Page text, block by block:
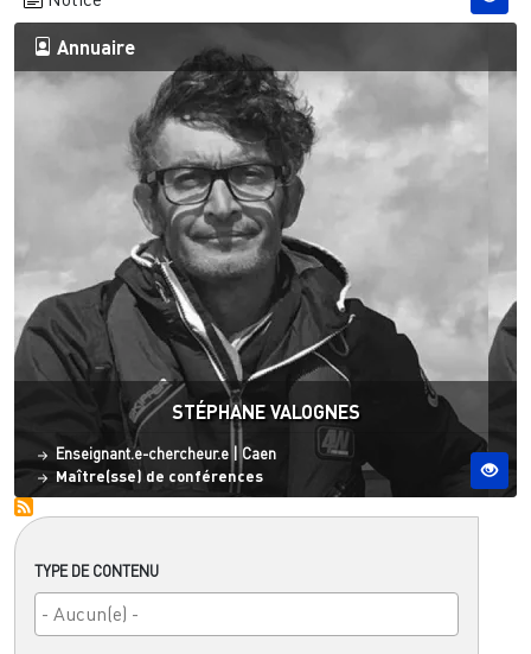
TYPE DE CONTENU
Annuaire
STÉPHANE VALOGNES
Statut
Enseignant.e-chercheur.e Site ESO
Caen
Maître(sse) de conférences